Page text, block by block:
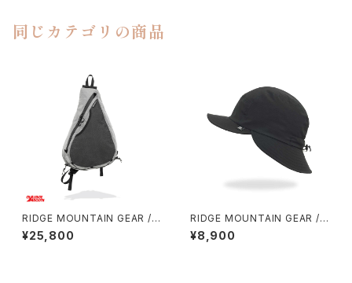
同じカテゴリの商品
RIDGE MOUNTAIN GEAR / S
ASH PACK
¥25,800
RIDGE MOUNTAIN GEAR / S
HADE CAP
¥8,900